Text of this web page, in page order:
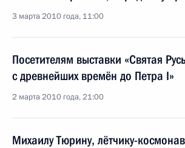
3 марта 2010 года, 11:00
Посетителям выставки «Святая
с древнейших времён до Петра I»
2 марта 2010 года, 21:00
Михаилу Тюрину, лётчику-